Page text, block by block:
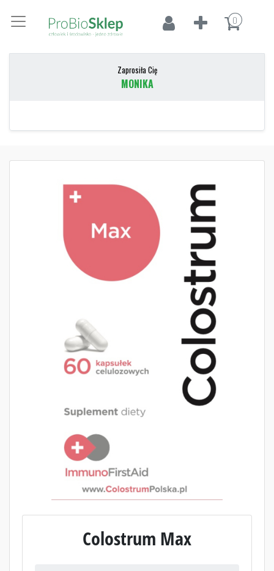
0
Zaprosiła Cię
MONIKA
Colostrum Max